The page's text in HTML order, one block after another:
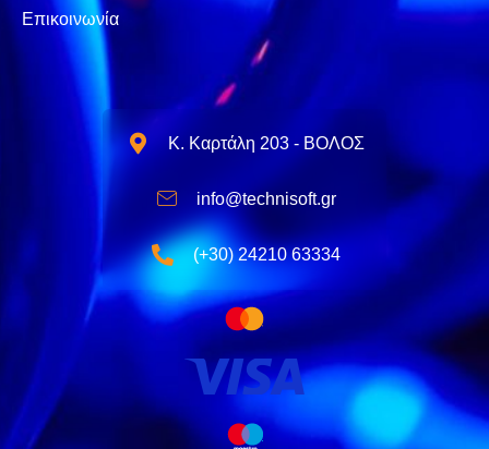
Επικοινωνία
Κ. Καρτάλη 203 - ΒΟΛΟΣ
info@technisoft.gr
(+30) 24210 63334